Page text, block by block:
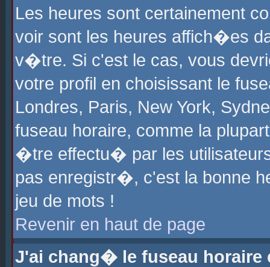
Les heures sont certainement
voir sont les heures affich�es
v�tre. Si c'est le cas, vous
votre profil en choisissant le
Londres, Paris, New York,
fuseau horaire, comme la
�tre effectu� par les
pas enregistr�, c'est la bonne
jeu de mots !
Revenir en haut de page
J'ai chang� le fuseau horaire